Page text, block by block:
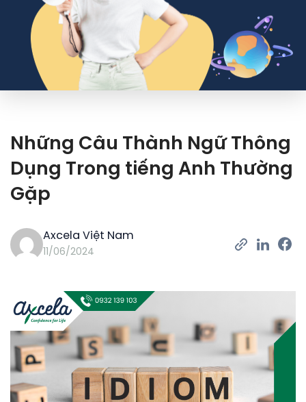
Những Câu Thành Ngữ Thông
Dụng Trong tiếng Anh Thường
Gặp
Axcela Việt Nam
11/06/2024